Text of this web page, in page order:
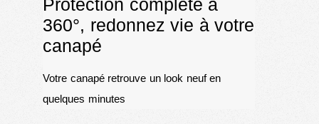
Protection complète à
360°, redonnez vie à votre
canapé
Votre canapé retrouve un look neuf en
quelques minutes